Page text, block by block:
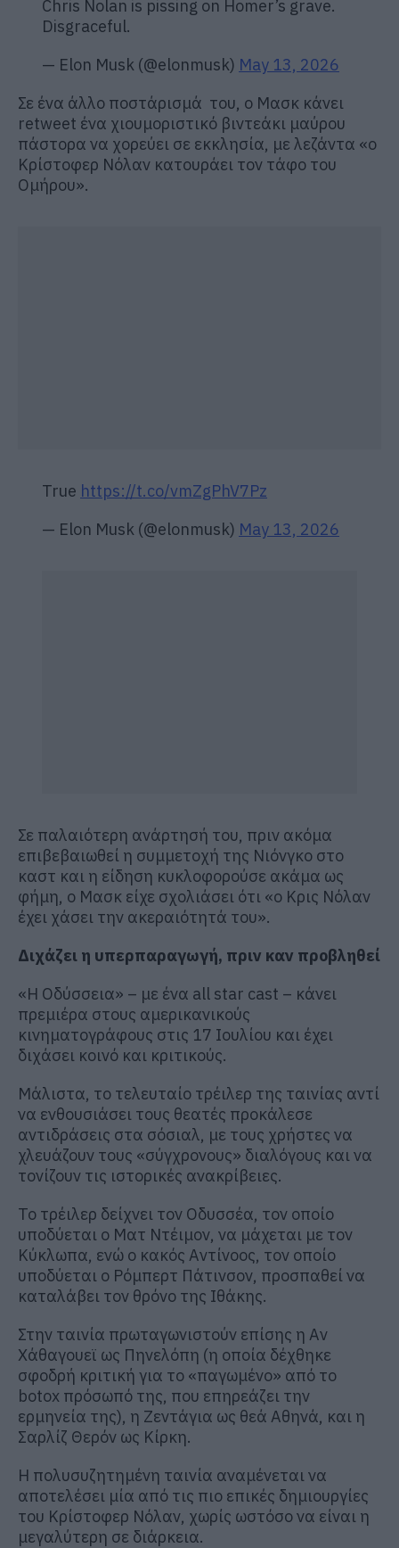
Chris Nolan is pissing on Homer’s grave.
Disgraceful.
— Elon Musk (@elonmusk) May 13, 2026
Σε ένα άλλο ποστάρισμά του, ο Μασκ κάνει
retweet ένα χιουμοριστικό βιντεάκι μαύρου
πάστορα να χορεύει σε εκκλησία, με λεζάντα «ο
Κρίστοφερ Νόλαν κατουράει τον τάφο του
Ομήρου».
True https://t.co/vmZgPhV7Pz
— Elon Musk (@elonmusk) May 13, 2026
Σε παλαιότερη ανάρτησή του, πριν ακόμα
επιβεβαιωθεί η συμμετοχή της Νιόνγκο στο
καστ και η είδηση κυκλοφορούσε ακάμα ως
φήμη, ο Mασκ είχε σχολιάσει ότι «ο Κρις Νόλαν
έχει χάσει την ακεραιότητά του».
Διχάζει η υπερπαραγωγή, πριν καν προβληθεί
«Η Οδύσσεια» – με ένα all star cast – κάνει
πρεμιέρα στους αμερικανικούς
κινηματογράφους στις 17 Ιουλίου και έχει
διχάσει κοινό και κριτικούς.
Μάλιστα, το τελευταίο τρέιλερ της ταινίας αντί
να ενθουσιάσει τους θεατές προκάλεσε
αντιδράσεις στα σόσιαλ, με τους χρήστες να
χλευάζουν τους «σύγχρονους» διαλόγους και να
τονίζουν τις ιστορικές ανακρίβειες.
Το τρέιλερ δείχνει τον Οδυσσέα, τον οποίο
υποδύεται ο Ματ Ντέιμον, να μάχεται με τον
Κύκλωπα, ενώ ο κακός Αντίνοος, τον οποίο
υποδύεται ο Ρόμπερτ Πάτινσον, προσπαθεί να
καταλάβει τον θρόνο της Ιθάκης.
Στην ταινία πρωταγωνιστούν επίσης η Αν
Χάθαγουεϊ ως Πηνελόπη (η οποία δέχθηκε
σφοδρή κριτική για το «παγωμένο» από το
botox πρόσωπό της, που επηρεάζει την
ερμηνεία της), η Ζεντάγια ως θεά Αθηνά, και η
Σαρλίζ Θερόν ως Κίρκη.
Η πολυσυζητημένη ταινία αναμένεται να
αποτελέσει μία από τις πιο επικές δημιουργίες
του Κρίστοφερ Νόλαν, χωρίς ωστόσο να είναι η
μεγαλύτερη σε διάρκεια.